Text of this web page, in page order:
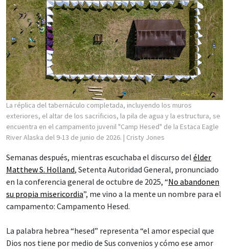
La réplica del tabernáculo completada, incluyendo los muros
exteriores, el altar de los sacrificios, la pila de agua y la estructura, se
encuentra en el campamento juvenil "Camp Hesed" de la Estaca Eagle
River Alaska del 9-13 de junio de 2026. | Cristy Jones
Semanas después, mientras escuchaba el discurso del élder
Matthew S. Holland, Setenta Autoridad General, pronunciado
en la conferencia general de octubre de 2025, “No abandonen
su propia misericordia”, me vino a la mente un nombre para el
campamento: Campamento Hesed.
La palabra hebrea “hesed” representa “el amor especial que
Dios nos tiene por medio de Sus convenios y cómo ese amor